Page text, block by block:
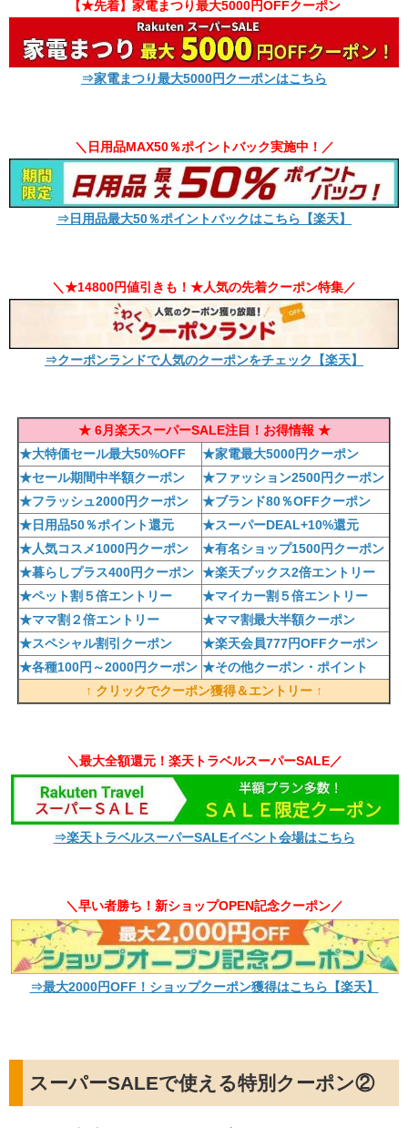
【★先着】家電まつり最大5000円OFFクーポン
⇒家電まつり最大5000円クーポンはこちら
＼日用品MAX50％ポイントバック実施中！／
⇒日用品最大50％ポイントバックはこちら【楽天】
＼★14800円値引きも！★人気の先着クーポン特集／
⇒クーポンランドで人気のクーポンをチェック【楽天】
★ 6月楽天スーパーSALE注目！お得情報 ★
★大特価セール最大50%OFF
★家電最大5000円クーポン
★セール期間中半額クーポン
★ファッション2500円クーポン
★フラッシュ2000円クーポン
★ブランド80％OFFクーポン
★日用品50％ポイント還元
★スーパーDEAL+10%還元
★人気コスメ1000円クーポン
★有名ショップ1500円クーポン
★暮らしプラス400円クーポン ★楽天ブックス2倍エントリー
★ペット割５倍エントリー
★マイカー割５倍エントリー
★ママ割２倍エントリー
★ママ割最大半額クーポン
★スペシャル割引クーポン
★楽天会員777円OFFクーポン
★各種100円～2000円クーポン ★その他クーポン・ポイント
↑ クリックでクーポン獲得＆エントリー ↑
＼最大全額還元！楽天トラベルスーパーSALE／
⇒楽天トラベルスーパーSALEイベント会場はこちら
＼早い者勝ち！新ショップOPEN記念クーポン／
⇒最大2000円OFF！ショップクーポン獲得はこちら【楽天】
スーパーSALEで使える特別クーポン②